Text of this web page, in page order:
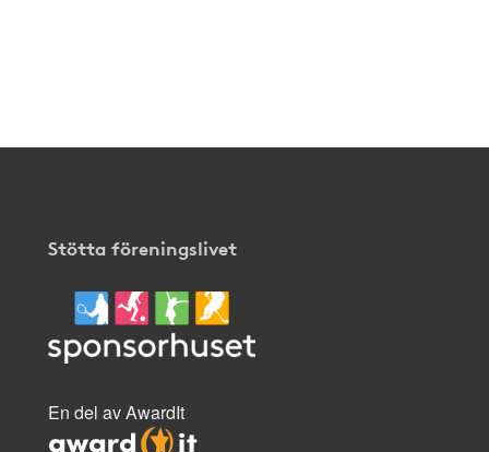
Stötta föreningslivet
En del av AwardIt